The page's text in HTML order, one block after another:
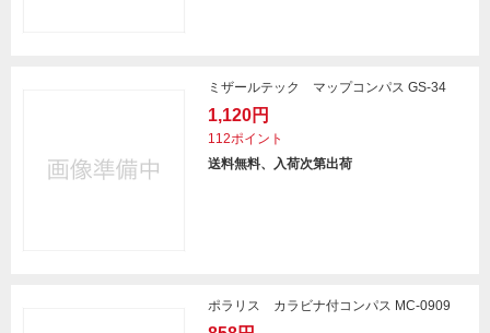
ミザールテック マップコンパス GS-34
1,120円
112ポイント
送料無料、入荷次第出荷
ポラリス カラビナ付コンパス MC-0909